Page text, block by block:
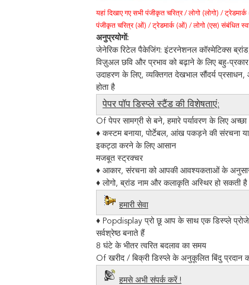
यहां दिखाए गए सभी पंजीकृत चरित्र / लोगो (लोगो) /
पंजीकृत चरित्र (ओं) / ट्रेडमार्क (ओं) / लोगो (एस) संबंधित
अनुप्रयोगों:
जेनेरिक रिटेल पैकेजिंग: इंटरनेशनल कॉस्मेटिक्स
विज़ुअल छवि और प्रभाव को बढ़ाने के लिए बहु-प्रकार
उदाहरण के लिए, व्यक्तिगत देखभाल सौंदर्य
होता है
पेपर पॉप डिस्प्ले स्टैंड की विशेषताएं:
Of पेपर सामग्री से बने, हमारे पर्यावरण के लिए अच्छा
♦ कस्टम बनाया, पोर्टेबल, आंख पकड़ने की संरचना या
इकट्ठा करने के लिए आसान
मजबूत स्ट्रक्चर
♦ आकार, संरचना को आपकी आवश्यकताओं के
♦ लोगो, ब्रांड नाम और कलाकृति अस्थिर हो सकती
हमारी सेवा
♦ Popdisplay प्रो छू आप के साथ एक डिस्प्ले
सर्वश्रेष्ठ बनाते हैं
8 घंटे के भीतर त्वरित बदलाव का समय
Of खरीद / बिक्री डिस्प्ले के अनुकूलित बिंदु
हमसे अभी संपर्क करें !